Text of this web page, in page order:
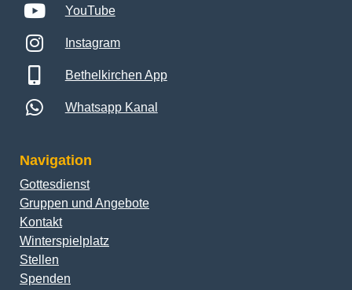
YouTube
Instagram
Bethelkirchen App
Whatsapp Kanal
Navigation
Gottesdienst
Gruppen und Angebote
Kontakt
Winterspielplatz
Stellen
Spenden